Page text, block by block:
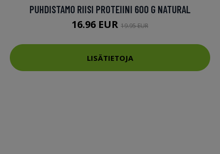
PUHDISTAMO RIISI PROTEIINI 600 G NATURAL
16.96 EUR 19.95 EUR
LISÄTIETOJA